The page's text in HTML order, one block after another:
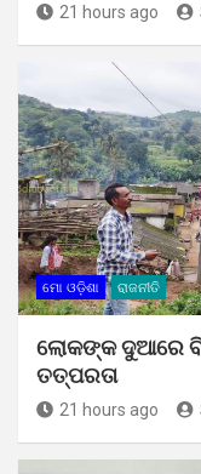
21 hours ago
ମୋ ଓଡ଼ିଶା ରାଜନୀତି
ଲୋକଙ୍କ ଦୁଆରେ
ତତ୍ପରତା
21 hours ago